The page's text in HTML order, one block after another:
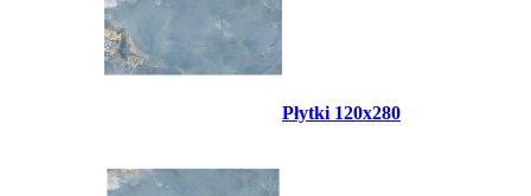
Płytki 120x280